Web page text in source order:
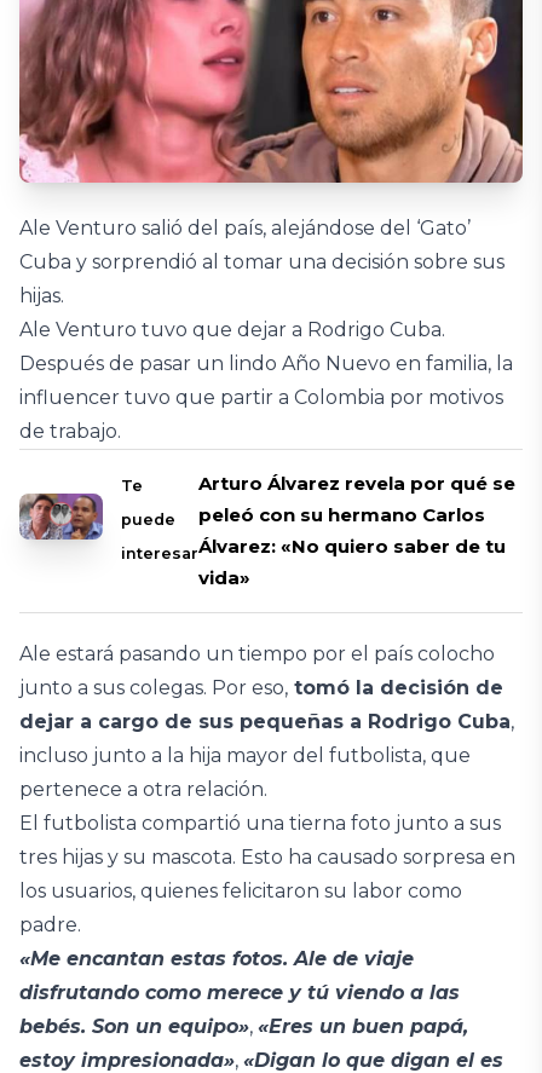
Ale Venturo salió del país, alejándose del ‘Gato’
Cuba y sorprendió al tomar una decisión sobre sus
hijas.
Ale Venturo tuvo que dejar a Rodrigo Cuba.
Después de pasar un lindo Año Nuevo en familia, la
influencer tuvo que partir a Colombia por motivos
de trabajo.
Te
puede
interesar
Arturo Álvarez revela por qué se
peleó con su hermano Carlos
Álvarez: «No quiero saber de tu
vida»
Ale estará pasando un tiempo por el país colocho
junto a sus colegas. Por eso, tomó la decisión de
dejar a cargo de sus pequeñas a Rodrigo Cuba,
incluso junto a la hija mayor del futbolista, que
pertenece a otra relación.
El futbolista compartió una tierna foto junto a sus
tres hijas y su mascota. Esto ha causado sorpresa en
los usuarios, quienes felicitaron su labor como
padre.
«Me encantan estas fotos. Ale de viaje
disfrutando como merece y tú viendo a las
bebés. Son un equipo», «Eres un buen papá,
estoy impresionada», «Digan lo que digan el es